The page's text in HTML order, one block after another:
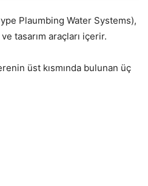
Plaumbing Water Systems),
tasarım araçları içerir.
üst kısmında bulunan üç